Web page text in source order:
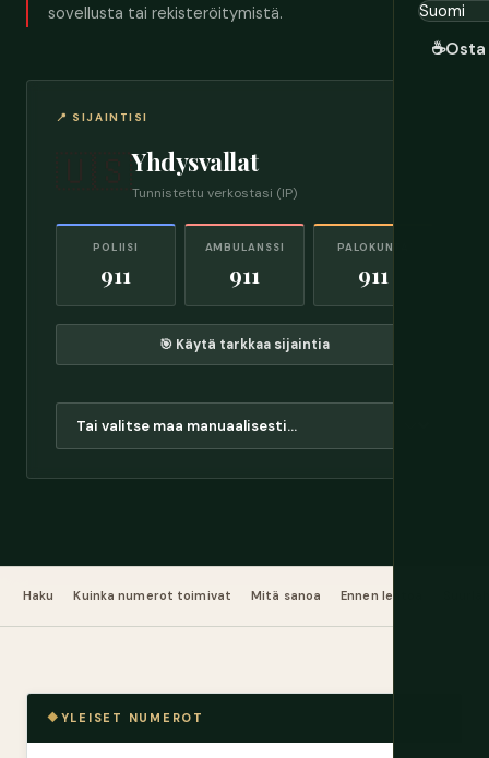
☕Osta
sovellusta tai rekisteröitymistä.
📍 SIJAINTISI
🇺🇸Yhdysvallat
Tunnistettu verkostasi (IP)
POLIISI
911
AMBULANSSI
911
PALOKUNTA
911
🎯 Käytä tarkkaa sijaintia
Haku Kuinka numerot toimivat Mitä sanoa Ennen lentoa
YLEISET NUMEROT